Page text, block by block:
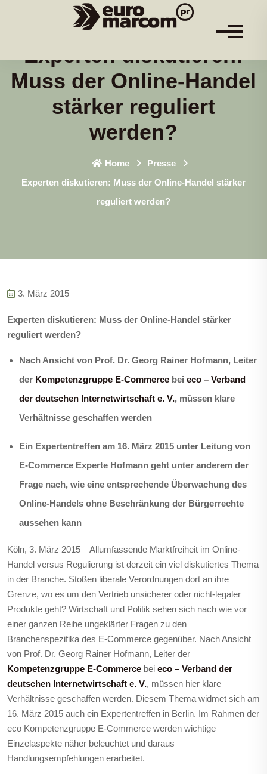
Experten diskutieren:
Muss der Online-Handel
stärker reguliert
werden?
Home
Presse
Experten diskutieren: Muss der Online-Handel stärker
reguliert werden?
3. März 2015
Experten diskutieren: Muss der Online-Handel stärker
reguliert werden?
Nach Ansicht von Prof. Dr. Georg Rainer Hofmann, Leiter
der Kompetenzgruppe E-Commerce bei eco – Verband
der deutschen Internetwirtschaft e. V., müssen klare
Verhältnisse geschaffen werden
Ein Expertentreffen am 16. März 2015 unter Leitung von
E-Commerce Experte Hofmann geht unter anderem der
Frage nach, wie eine entsprechende Überwachung des
Online-Handels ohne Beschränkung der Bürgerrechte
aussehen kann
Köln, 3. März 2015 – Allumfassende Marktfreiheit im Online-
Handel versus Regulierung ist derzeit ein viel diskutiertes Thema
in der Branche. Stoßen liberale Verordnungen dort an ihre
Grenze, wo es um den Vertrieb unsicherer oder nicht-legaler
Produkte geht? Wirtschaft und Politik sehen sich nach wie vor
einer ganzen Reihe ungeklärter Fragen zu den
Branchenspezifika des E-Commerce gegenüber. Nach Ansicht
von Prof. Dr. Georg Rainer Hofmann, Leiter der
Kompetenzgruppe E-Commerce bei eco – Verband der
deutschen Internetwirtschaft e. V., müssen hier klare
Verhältnisse geschaffen werden. Diesem Thema widmet sich am
16. März 2015 auch ein Expertentreffen in Berlin. Im Rahmen der
eco Kompetenzgruppe E-Commerce werden wichtige
Einzelaspekte näher beleuchtet und daraus
Handlungsempfehlungen erarbeitet.